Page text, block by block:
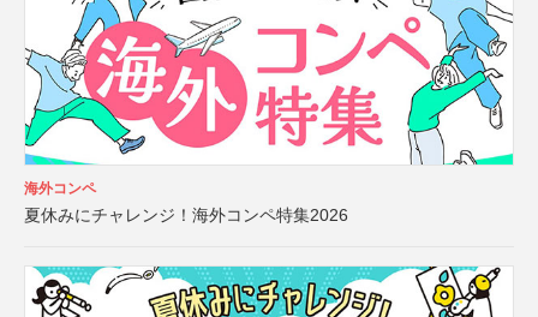
海外コンペ
夏休みにチャレンジ！海外コンペ特集2026